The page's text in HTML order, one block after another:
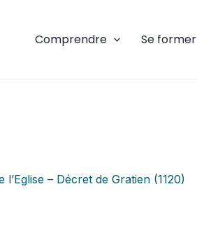
Comprendre Se former
– Décret de Gratien (1120)